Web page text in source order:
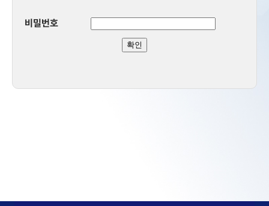
비밀번호